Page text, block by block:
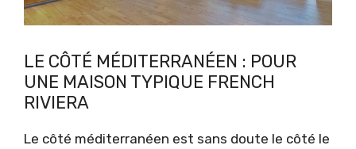
LE CÔTÉ MÉDITERRANÉEN : POUR
UNE MAISON TYPIQUE FRENCH
RIVIERA
Le côté méditerranéen est sans doute le côté le